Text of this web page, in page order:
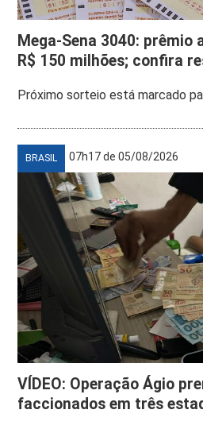
Mega-Sena 3040: prêmio
R$ 150 milhões; confira
Próximo sorteio está marcado
BRASIL 07h17 de 05/08/2026
VÍDEO: Operação Ágio
faccionados em três